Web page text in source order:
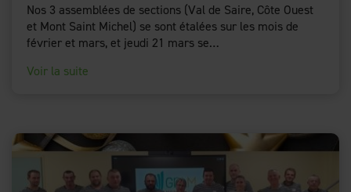
Nos 3 assemblées de sections (Val de Saire, Côte Ouest
et Mont Saint Michel) se sont étalées sur les mois de
février et mars, et jeudi 21 mars se…
Voir la suite